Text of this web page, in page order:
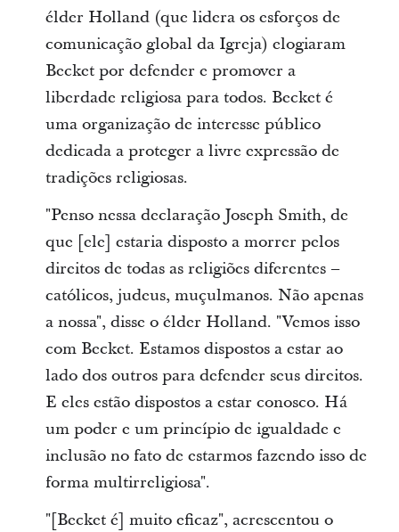
élder Holland (que lidera os esforços de
comunicação global da Igreja) elogiaram
Becket por defender e promover a
liberdade religiosa para todos. Becket é
uma organização de interesse público
dedicada a proteger a livre expressão de
tradições religiosas.
"Penso nessa declaração Joseph Smith, de
que [ele] estaria disposto a morrer pelos
direitos de todas as religiões diferentes –
católicos, judeus, muçulmanos. Não apenas
a nossa", disse o élder Holland. "Vemos isso
com Becket. Estamos dispostos a estar ao
lado dos outros para defender seus direitos.
E eles estão dispostos a estar conosco. Há
um poder e um princípio de igualdade e
inclusão no fato de estarmos fazendo isso de
forma multirreligiosa".
"[Becket é] muito eficaz", acrescentou o